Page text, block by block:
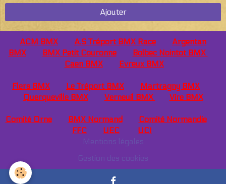
Ajouter
ACM BMX A.S Tréport BMX Race
Argentan
BMX
BMX Petit Couronne
Bolbec Nointot BMX
Caen BMX Evreux BMX
Flers BMX Le Tréport BMX
Martragny BMX
Querqueville BMX
Verneuil BMX Vire BMX
Comité Orne BMX Normand
Comité Normandie
FFC
UEC
UCI
Mentions légales
Gestion des cookies